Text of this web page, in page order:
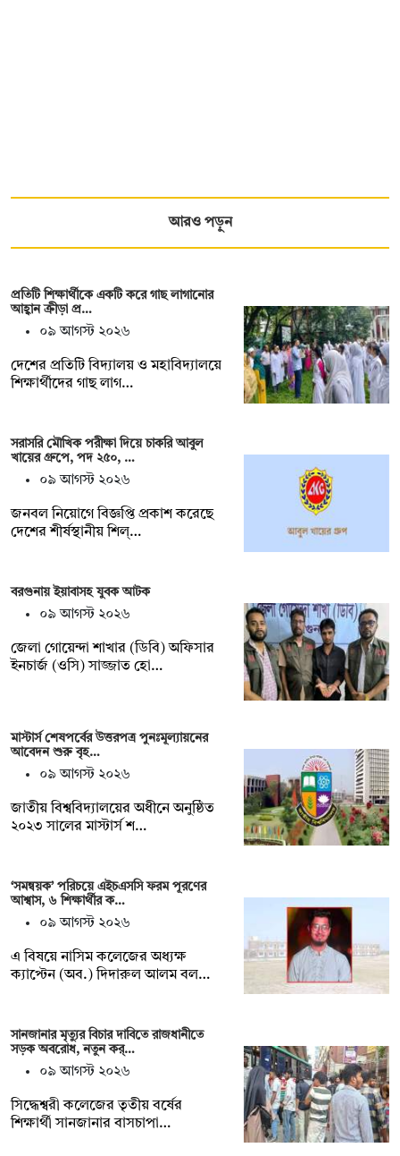
আরও পড়ুন
প্রতিটি শিক্ষার্থীকে একটি করে গাছ লাগানোর
আহ্বান ক্রীড়া প্র…
০৯ আগস্ট ২০২৬
দেশের প্রতিটি বিদ্যালয় ও মহাবিদ্যালয়ে
শিক্ষার্থীদের গাছ লাগ…
সরাসরি মৌখিক পরীক্ষা দিয়ে চাকরি আবুল
খায়ের গ্রুপে, পদ ২৫০, …
০৯ আগস্ট ২০২৬
জনবল নিয়োগে বিজ্ঞপ্তি প্রকাশ করেছে
দেশের শীর্ষস্থানীয় শিল্…
বরগুনায় ইয়াবাসহ যুবক আটক
০৯ আগস্ট ২০২৬
জেলা গোয়েন্দা শাখার (ডিবি) অফিসার
ইনচার্জ (ওসি) সাজ্জাত হো…
মাস্টার্স শেষপর্বের উত্তরপত্র পুনঃমূল্যায়নের
আবেদন শুরু বৃহ…
০৯ আগস্ট ২০২৬
জাতীয় বিশ্ববিদ্যালয়ের অধীনে অনুষ্ঠিত
২০২৩ সালের মাস্টার্স শ…
‘সমন্বয়ক’ পরিচয়ে এইচএসসি ফরম পূরণের
আশ্বাস, ৬ শিক্ষার্থীর ক…
০৯ আগস্ট ২০২৬
এ বিষয়ে নাসিম কলেজের অধ্যক্ষ
ক্যাপ্টেন (অব.) দিদারুল আলম বল…
সানজানার মৃত্যুর বিচার দাবিতে রাজধানীতে
সড়ক অবরোধ, নতুন কর্…
০৯ আগস্ট ২০২৬
সিদ্ধেশ্বরী কলেজের তৃতীয় বর্ষের
শিক্ষার্থী সানজানার বাসচাপা…